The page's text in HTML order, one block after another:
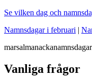
Se vilken dag och
Namnsdagar i februari |
marsalmanackanamnsdagar
Vanliga frågor